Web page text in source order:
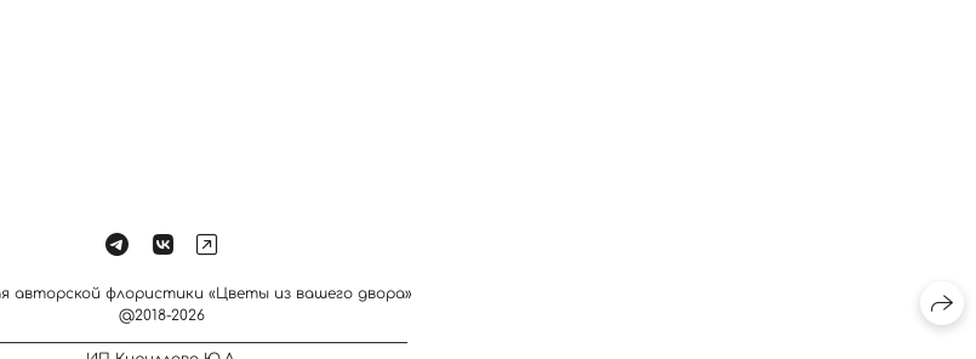
авторской флористики «Цветы из вашего двора»
@2018-2026